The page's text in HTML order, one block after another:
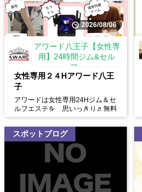
2026/08/06
アワード八王子【女性専
用】24時間ジム&セル
フ...
女性専用２４Hアワード八王
子
アワードは女性専用24Hジム＆セ
ルフエステを 思いっきり♬無料
体験開催中
スポットブログ